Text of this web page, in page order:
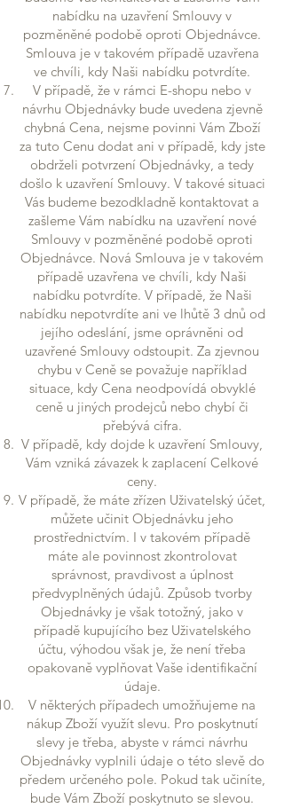
nabídku na uzavření Smlouvy v
pozměněné podobě oproti Objednávce.
Smlouva je v takovém případě uzavřena
ve chvíli, kdy Naši nabídku potvrdíte.
V případě, že v rámci E-shopu nebo v
návrhu Objednávky bude uvedena zjevně
chybná Cena, nejsme povinni Vám Zboží
za tuto Cenu dodat ani v případě, kdy jste
obdrželi potvrzení Objednávky, a tedy
došlo k uzavření Smlouvy. V takové situaci
Vás budeme bezodkladně kontaktovat a
zašleme Vám nabídku na uzavření nové
Smlouvy v pozměněné podobě oproti
Objednávce. Nová Smlouva je v takovém
případě uzavřena ve chvíli, kdy Naši
nabídku potvrdíte. V případě, že Naši
nabídku nepotvrdíte ani ve lhůtě 3 dnů od
jejího odeslání, jsme oprávněni od
uzavřené Smlouvy odstoupit. Za zjevnou
chybu v Ceně se považuje například
situace, kdy Cena neodpovídá obvyklé
ceně u jiných prodejců nebo chybí či
přebývá cifra.
V případě, kdy dojde k uzavření Smlouvy,
Vám vzniká závazek k zaplacení Celkové
ceny.
V případě, že máte zřízen Uživatelský účet,
můžete učinit Objednávku jeho
prostřednictvím. I v takovém případě
máte ale povinnost zkontrolovat
správnost, pravdivost a úplnost
předvyplněných údajů. Způsob tvorby
Objednávky je však totožný, jako v
případě kupujícího bez Uživatelského
účtu, výhodou však je, že není třeba
opakovaně vyplňovat Vaše identifikační
údaje.
V některých případech umožňujeme na
nákup Zboží využít slevu. Pro poskytnutí
slevy je třeba, abyste v rámci návrhu
Objednávky vyplnili údaje o této slevě do
předem určeného pole. Pokud tak učiníte,
bude Vám Zboží poskytnuto se slevou.